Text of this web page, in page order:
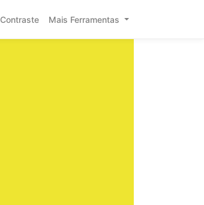
Contraste Mais Ferramentas